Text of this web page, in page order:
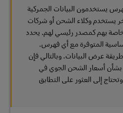
يستخدمون البيانات الجمركية
يستخدم وكلاء الشحن أو شركات
بهم كمصدر رئيسي لهم. يحدد
المتوفرة مع أي فهرس.
عرض البيانات. وبالتالي فإن
أسعار الشحن الجوي في
إلى العثور على التطابق